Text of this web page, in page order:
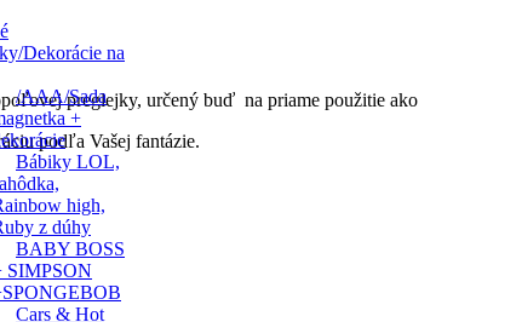
Dekorácie na
/AAA/Sada
+
Bábiky LOL,
high,
z dúhy
BABY BOSS
SIMPSON
Cars & Hot
preglejky, určený buď na priame použitie ako
podľa Vašej fantázie.